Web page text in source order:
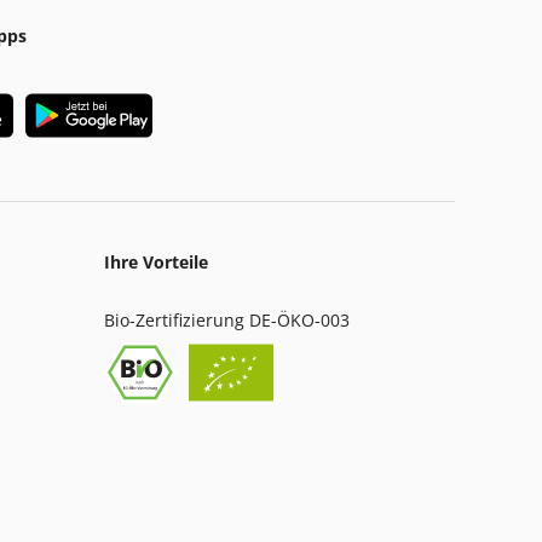
Ihre Vorteile
Bio-Zertifizierung DE-ÖKO-003